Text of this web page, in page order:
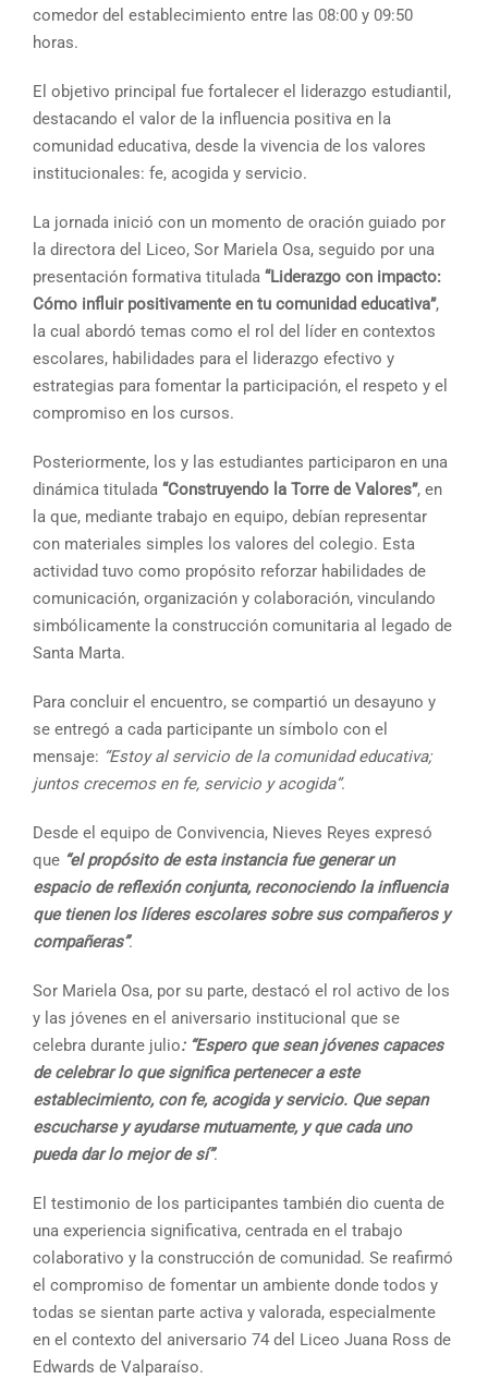
comedor del establecimiento entre las 08:00 y 09:50
horas.
El objetivo principal fue fortalecer el liderazgo estudiantil,
destacando el valor de la influencia positiva en la
comunidad educativa, desde la vivencia de los valores
institucionales: fe, acogida y servicio.
La jornada inició con un momento de oración guiado por
la directora del Liceo, Sor Mariela Osa, seguido por una
presentación formativa titulada “Liderazgo con impacto:
Cómo influir positivamente en tu comunidad educativa”,
la cual abordó temas como el rol del líder en contextos
escolares, habilidades para el liderazgo efectivo y
estrategias para fomentar la participación, el respeto y el
compromiso en los cursos.
Posteriormente, los y las estudiantes participaron en una
dinámica titulada “Construyendo la Torre de Valores”, en
la que, mediante trabajo en equipo, debían representar
con materiales simples los valores del colegio. Esta
actividad tuvo como propósito reforzar habilidades de
comunicación, organización y colaboración, vinculando
simbólicamente la construcción comunitaria al legado de
Santa Marta.
Para concluir el encuentro, se compartió un desayuno y
se entregó a cada participante un símbolo con el
mensaje: “Estoy al servicio de la comunidad educativa;
juntos crecemos en fe, servicio y acogida”.
Desde el equipo de Convivencia, Nieves Reyes expresó
que “el propósito de esta instancia fue generar un
espacio de reflexión conjunta, reconociendo la influencia
que tienen los líderes escolares sobre sus compañeros y
compañeras”.
Sor Mariela Osa, por su parte, destacó el rol activo de los
y las jóvenes en el aniversario institucional que se
celebra durante julio: “Espero que sean jóvenes capaces
de celebrar lo que significa pertenecer a este
establecimiento, con fe, acogida y servicio. Que sepan
escucharse y ayudarse mutuamente, y que cada uno
pueda dar lo mejor de sí”.
El testimonio de los participantes también dio cuenta de
una experiencia significativa, centrada en el trabajo
colaborativo y la construcción de comunidad. Se reafirmó
el compromiso de fomentar un ambiente donde todos y
todas se sientan parte activa y valorada, especialmente
en el contexto del aniversario 74 del Liceo Juana Ross de
Edwards de Valparaíso.